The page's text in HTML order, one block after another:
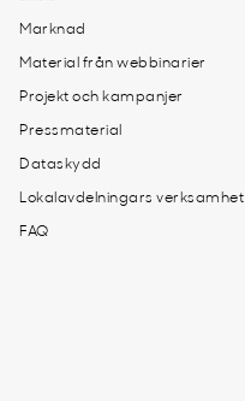
Marknad
Material från webbinarier
Projekt och kampanjer
Pressmaterial
Dataskydd
Lokalavdelningars verksamhet
FAQ